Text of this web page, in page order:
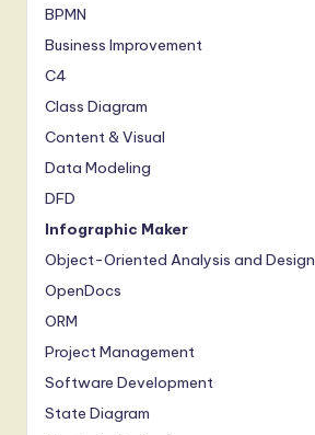
A
I,
S
o
f
t
w
a
e
,
a
BPMN
Business Improvement
C4
Class Diagram
Content & Visual
Data Modeling
DFD
Infographic Maker
Object-Oriented Analysis and Design
OpenDocs
ORM
Project Management
Software Development
State Diagram